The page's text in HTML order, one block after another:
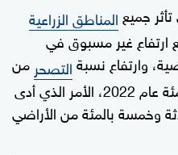
جميع المناطق الزراعية
غير مسبوق في
وارتفاع نسبةالتصحر من
90 بالمئة عام 2014 إلى 97 بالمئة عام 2022، الأمر الذي أدى
وخمسة بالمئة من الأراضي